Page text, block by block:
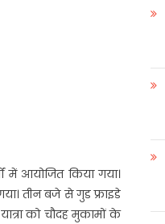
में आयोजित किया गया।
तीन बजे से गुड फ्राइडे
को चौदह मुकामों के